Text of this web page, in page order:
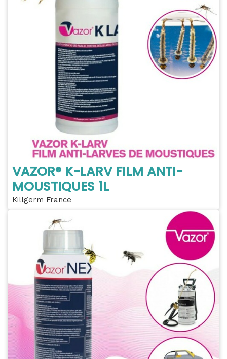
VAZOR® K-LARV FILM ANTI-
MOUSTIQUES 1L
Killgerm France